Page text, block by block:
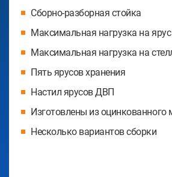
Сборно-разборная стойка
Максимальная нагрузка на
Максимальная нагрузка на
Пять ярусов хранения
Настил ярусов ДВП
Изготовлены из оцинкованного
Несколько вариантов сборки